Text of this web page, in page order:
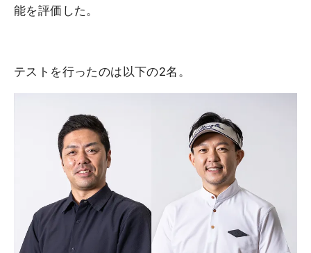
能を評価した。
テストを行ったのは以下の2名。